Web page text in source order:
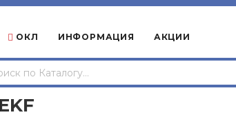
ОКЛ ИНФОРМАЦИЯ АКЦИИ